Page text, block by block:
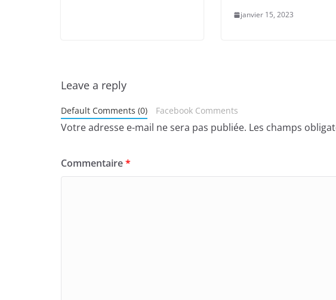
janvier 15, 2023
Leave a reply
Default Comments (0) Facebook Comments
Votre adresse e-mail ne sera pas publiée. Les champs
Commentaire*